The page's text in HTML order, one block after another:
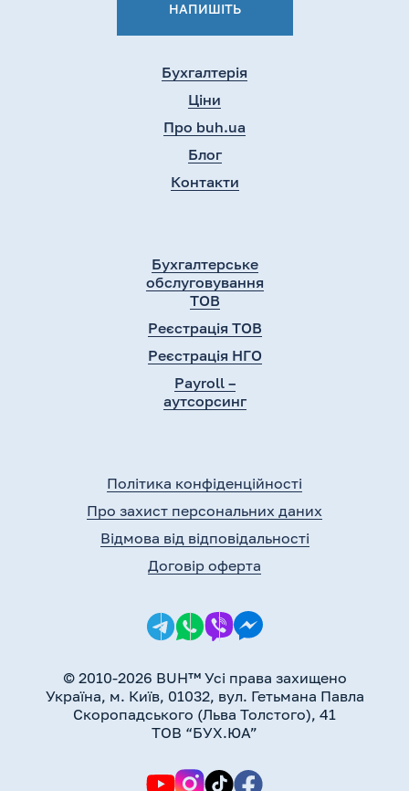
© 2010-2026 BUH™ Усі права захищено
Україна, м. Київ, 01032, вул. Гетьмана Павла
Скоропадського (Льва Толстого), 41
ТОВ “БУХ.ЮА”
Бухгалтерія
Ціни
Про buh.ua
Блог
Контакти
Бухгалтерське
обслуговування
ТОВ
Реєстрація ТОВ
Реєстрація НГО
Payroll –
аутсорсинг
Політика конфіденційності
Про захист персональних даних
Відмова від відповідальності
Договір оферта
НАПИШІТЬ